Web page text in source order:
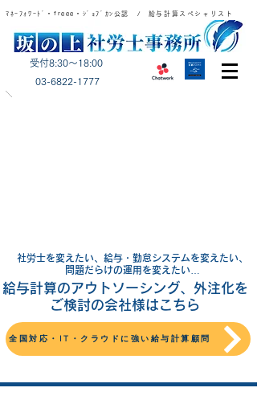
ﾏﾈｰﾌｫﾜｰﾄﾞ・freee・ｼﾞｮﾌﾞｶﾝ公認 / 給与計算スペシャリスト
受付8:30～18:00
​03-6822-1777
社労士を変えたい、給与・勤怠システムを変えたい、
問題だらけの運用を変えたい…
​給与計算のアウトソーシング、外注化を
ご検討の会社様はこちら
全国対応・IT・クラウドに強い給与計算顧問